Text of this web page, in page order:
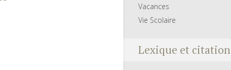
Vacances
Vie Scolaire
Lexique et citation